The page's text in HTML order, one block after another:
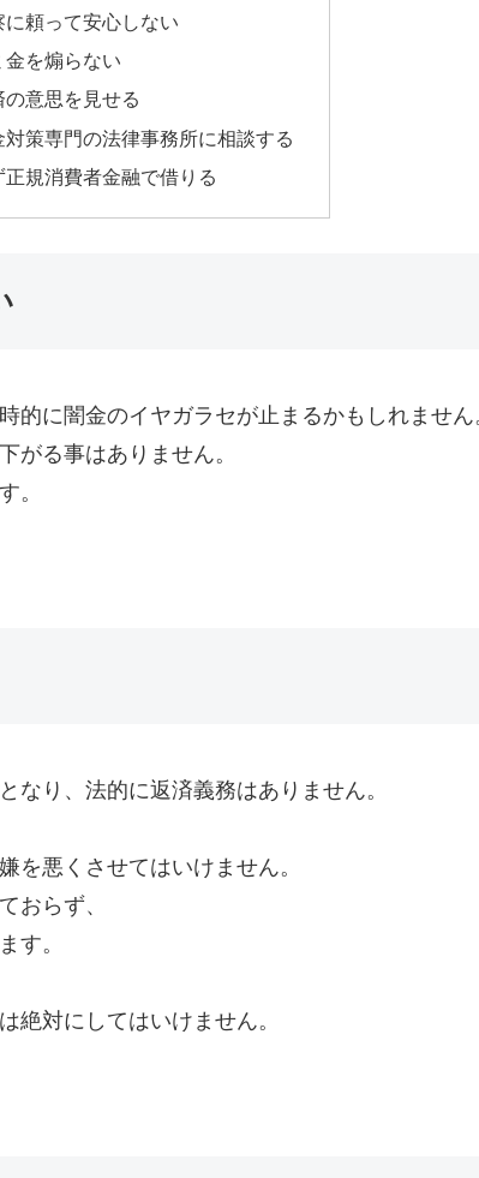
に頼って安心しない
金を煽らない
の意思を見せる
対策専門の法律事務所に相談する
正規消費者金融で借りる
的に闇金のイヤガラセが止まるかもしれません
がる事はありません。
。
となり、法的に返済義務はありません。
を悪くさせてはいけません。
おらず、
す。
絶対にしてはいけません。